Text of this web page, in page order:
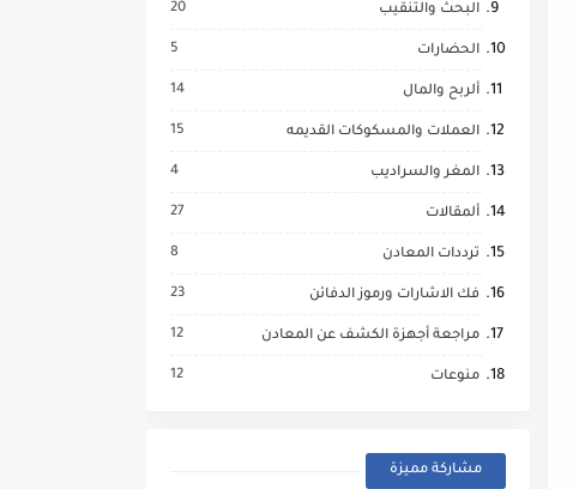
البحث والتنقيب 20
الحضارات 5
ألربح والمال 14
العملات والمسكوكات القديمه 15
المغر والسراديب 4
ألمقالات 27
ترددات المعادن 8
فك الاشارات ورموز الدفائن 23
مراجعة أجهزة الكشف عن المعادن 12
منوعات 12
مشاركة مميزة